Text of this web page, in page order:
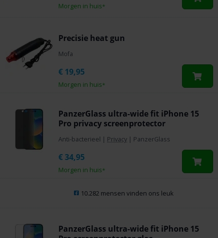
Morgen in huis*
Precisie heat gun
Mofa
Morgen in huis*
€ 19,95
PanzerGlass ultra-wide fit iPhone 15
Pro privacy screenprotector
Anti-bacterieel | Privacy | PanzerGlass
Morgen in huis*
€34,95
PanzerGlass ultra-wide fit iPhone 15
10.282 mensen vinden ons leuk